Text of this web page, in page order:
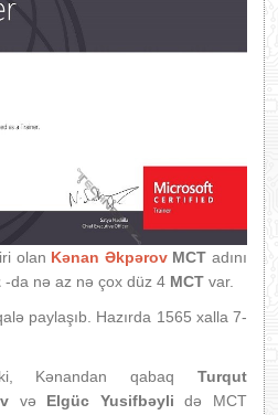
olan Kənan Əkpərov MCT adını
-da nə az nə çox düz 4 MCT var.
paylaşıb. Hazırda 1565 xalla 7-
ki, Kənandan qabaq Turqut
və Elgüc Yusifbəyli də MCT